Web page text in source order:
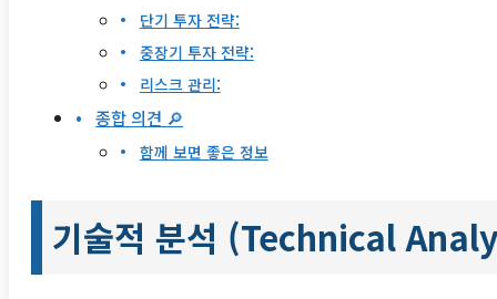
단기 투자 전략:
중장기 투자 전략:
리스크 관리:
종합 의견 🔎
함께 보면 좋은 정보
기술적 분석 (Technical